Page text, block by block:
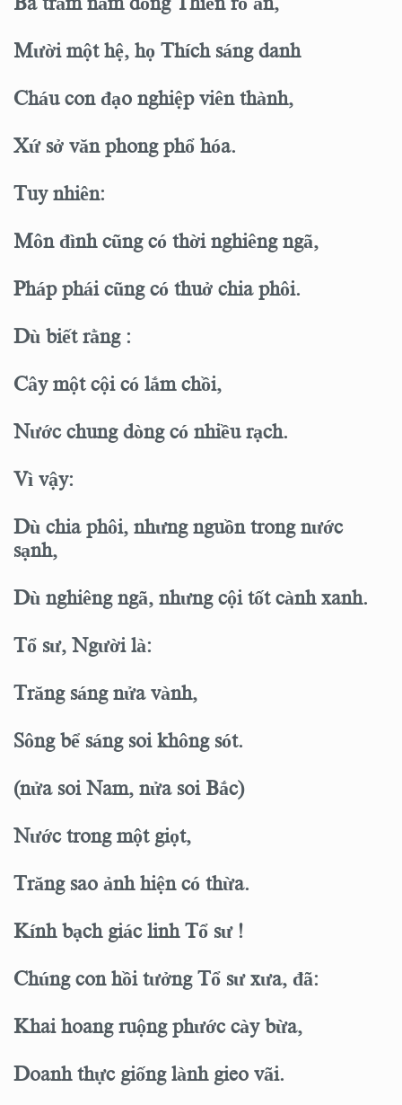
Mười một hệ, họ Thích sáng danh
Cháu con đạo nghiệp viên thành,
Xứ sở văn phong phổ hóa.
Tuy nhiên:
Môn đình cũng có thời nghiêng ngã,
Pháp phái cũng có thuở chia phôi.
Dù biết rằng :
Cây một cội có lắm chồi,
Nước chung dòng có nhiều rạch.
Vì vậy:
Dù chia phôi, nhưng nguồn trong nước
sạnh,
Dù nghiêng ngã, nhưng cội tốt cành xanh.
Tổ sư, Người là:
Trăng sáng nửa vành,
Sông bể sáng soi không sót.
(nửa soi Nam, nửa soi Bắc)
Nước trong một giọt,
Trăng sao ảnh hiện có thừa.
Kính bạch giác linh Tổ sư !
Chúng con hồi tưởng Tổ sư xưa, đã:
Khai hoang ruộng phước cày bừa,
Doanh thực giống lành gieo vãi.